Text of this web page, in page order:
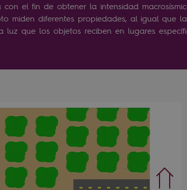
con el fin de obtener la intensidad
miden diferentes propiedades, al igual que
luz que los objetos reciben en lugares